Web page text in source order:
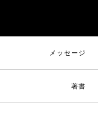
メッセージ
著書